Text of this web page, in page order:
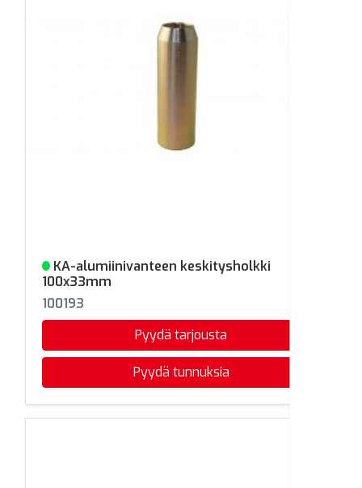
Varastossa
KA-alumiinivanteen keskitysholkki
100x33mm
100193
Pyydä tarjousta
Pyydä tunnuksia